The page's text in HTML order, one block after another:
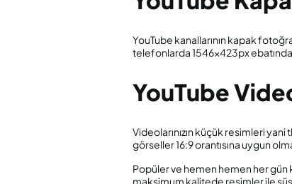
YouTube kanallarının kapak
telefonlarda 1546x423px
YouTube
Videolarınızın küçük resimleri
görseller 16:9 orantısına uygun
Popüler ve hemen hemen her gün
maksimum kalitede resimler ile